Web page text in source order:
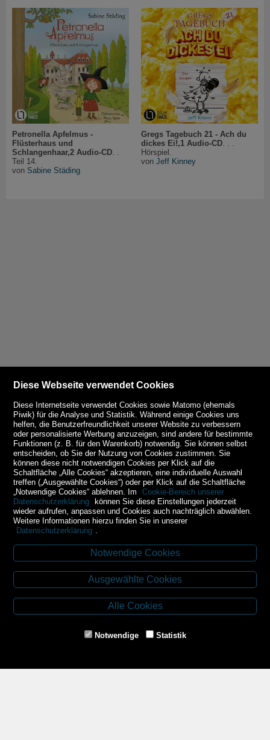
Petronella Apfelmus -
Flüsterhaus und
Schlangenhaar,2 Audio-CD. .
Teil 14.
von Sabine Städing
Gregs Tagebuch 21 - Ach du
dickes Ei!,1 Audio-CD. . .
Hörspiel.
von Jeff Kinney
Kontakt
Budweiser Str. 3
3943 Schrems
Tel.: 02853/77239
E-Mail: schrems@spazierer.at
Diese Webseite verwendet Cookies
Diese Internetseite verwendet Cookies sowie Matomo (ehemals
Piwik) für die Analyse und Statistik. Während einige Cookies uns
helfen, die Benutzerfreundlichkeit unserer Website zu verbessern
oder personalisierte Werbung anzuzeigen, sind andere für bestimmte
Funktionen (z. B. für den Warenkorb) notwendig. Sie können selbst
entscheiden, ob Sie der Nutzung von Cookies zustimmen. Sie
können diese nicht notwendigen Cookies per Klick auf die
Schaltfläche „Alle Cookies“ akzeptieren, eine individuelle Auswahl
treffen („Ausgewählte Cookies“) oder per Klick auf die Schaltfläche
„Notwendige Cookies“ ablehnen. Im
Cookie-Bereich unserer
Datenschutzerklärung können Sie diese Einstellungen jederzeit
wieder aufrufen, anpassen und Cookies auch nachträglich abwählen.
Weitere Informationen hierzu finden Sie in unserer
Datenschutzerklärung
Notwendige Cookies
Ausgewählte Cookies
Alle Cookies
Notwendige Statistik